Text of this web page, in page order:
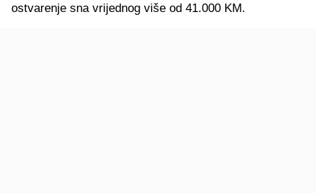
ostvarenje sna vrijednog više od 41.000 KM.